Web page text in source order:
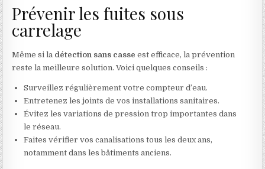
Prévenir les fuites sous
carrelage
Même si la détection sans casseest efficace, la prévention
reste la meilleure solution. Voici quelques conseils :
Surveillez régulièrement votre compteur d’eau.
Entretenez les joints de vos installations sanitaires.
Évitez les variations de pression trop importantes dans
le réseau.
Faites vérifier vos canalisations tous les deux ans,
notamment dans les bâtiments anciens.